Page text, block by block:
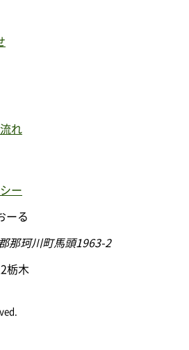
れ
ー
ーる
那珂川町馬頭1963-2
栃木